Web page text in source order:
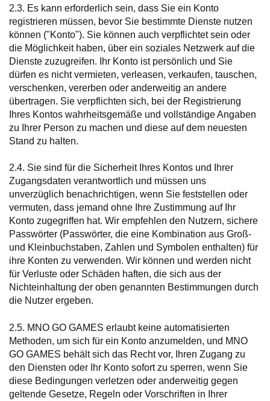
2.3. Es kann erforderlich sein, dass Sie ein Konto
registrieren müssen, bevor Sie bestimmte Dienste nutzen
können ("Konto"). Sie können auch verpflichtet sein oder
die Möglichkeit haben, über ein soziales Netzwerk auf die
Dienste zuzugreifen. Ihr Konto ist persönlich und Sie
dürfen es nicht vermieten, verleasen, verkaufen, tauschen,
verschenken, vererben oder anderweitig an andere
übertragen. Sie verpflichten sich, bei der Registrierung
Ihres Kontos wahrheitsgemäße und vollständige Angaben
zu Ihrer Person zu machen und diese auf dem neuesten
Stand zu halten.
2.4. Sie sind für die Sicherheit Ihres Kontos und Ihrer
Zugangsdaten verantwortlich und müssen uns
unverzüglich benachrichtigen, wenn Sie feststellen oder
vermuten, dass jemand ohne Ihre Zustimmung auf Ihr
Konto zugegriffen hat. Wir empfehlen den Nutzern, sichere
Passwörter (Passwörter, die eine Kombination aus Groß-
und Kleinbuchstaben, Zahlen und Symbolen enthalten) für
ihre Konten zu verwenden. Wir können und werden nicht
für Verluste oder Schäden haften, die sich aus der
Nichteinhaltung der oben genannten Bestimmungen durch
die Nutzer ergeben.
2.5. MNO GO GAMES erlaubt keine automatisierten
Methoden, um sich für ein Konto anzumelden, und MNO
GO GAMES behält sich das Recht vor, Ihren Zugang zu
den Diensten oder Ihr Konto sofort zu sperren, wenn Sie
diese Bedingungen verletzen oder anderweitig gegen
geltende Gesetze, Regeln oder Vorschriften in Ihrer